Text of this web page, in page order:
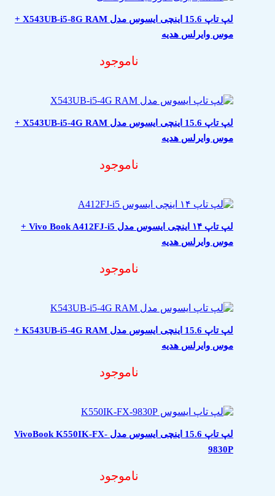
لپ تاپ 15.6 اینچی ایسوس مدل X543UB-i5-8G RAM +
موس وایرلس هدیه
ناموجود
لپ تاپ 15.6 اینچی ایسوس مدل X543UB-i5-4G RAM +
موس وایرلس هدیه
ناموجود
لپ تاپ ۱۴ اینچی ایسوس مدل Vivo Book A412FJ-i5 +
موس وایرلس هدیه
ناموجود
لپ تاپ 15.6 اینچی ایسوس مدل K543UB-i5-4G RAM +
موس وایرلس هدیه
ناموجود
لپ تاپ 15.6 اینچی ایسوس مدل VivoBook K550IK-FX-
9830P
ناموجود